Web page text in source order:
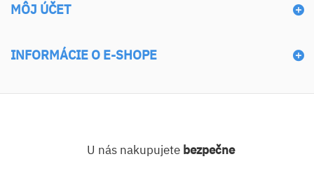
MÔJ ÚČET
INFORMÁCIE O E-SHOPE
U nás nakupujete bezpečne